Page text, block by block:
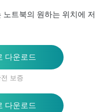
트북의 원하는 위치에 저
다운로드
보증
다운로드